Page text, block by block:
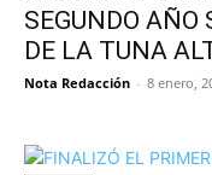
SEGUNDO AÑO
DE LA TUNA
Nota Redacción - 8 enero,